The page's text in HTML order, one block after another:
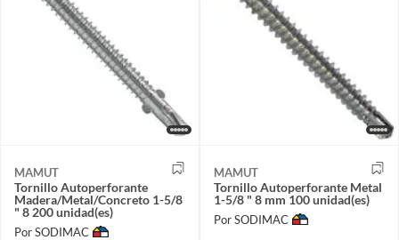
MAMUT
Tornillo Autoperforante
Madera/Metal/Concreto 1-5/8
" 8 200 unidad(es)
Por SODIMAC
MAMUT
Tornillo Autoperforante Metal
1-5/8 " 8 mm 100 unidad(es)
Por SODIMAC